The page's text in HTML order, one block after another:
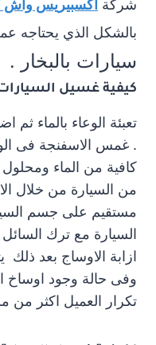
شركة اكسبيريس واش
بالشكل الذي يحتاجه
سيارات بالبخار .
كيفية غسيل
تعبئة الوعاء بالماء
. غمس الاسفنجة فى
كافية من الماء
من السيارة من خلال
مستقيم على جسم
السيارة مع ترك
ازابة الاوساج بعد ذلك
وفى حالة وجود اوساخ
تكرار العميل اكثر من